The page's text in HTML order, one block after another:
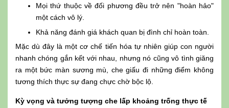
Mọi thứ thuộc về đối phương đều trở nên "hoàn hảo"
một cách vô lý.
Khả năng đánh giá khách quan bị đình chỉ hoàn toàn.
Mặc dù đây là một cơ chế tiến hóa tự nhiên giúp con người
nhanh chóng gắn kết với nhau, nhưng nó cũng vô tình giăng
ra một bức màn sương mù, che giấu đi những điểm không
tương thích thực sự đang chực chờ bộc lộ.
Kỳ vọng và tưởng tượng che lấp khoảng trống thực tế